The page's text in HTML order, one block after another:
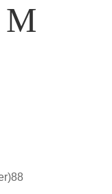
M
8888